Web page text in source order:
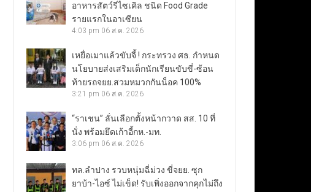
อาหารสัตว์รีไซเคิล ชนิด Food Grade
รายแรกในอาเซียน
4:03 pm 06 ส.ค. 2026
เหยื่อเมาแล้วขับจี้ ! กระทรวง ศธ. กำหนด
นโยบายส่งเสริมเด็กนักเรียนขับขี่-ซ้อน
ท้ายรถจยย.สวมหมวกกันน็อค 100%
3:21 pm 06 ส.ค. 2026
“ราเชน” ลั่นเลือกตั้งหน้ากวาด สส. 10 ที่
นั่ง พร้อมยึดเก้าอี้กห.-มท.
3:06 pm 06 ส.ค. 2026
ทล.ลำปาง รวบหนุ่มฉี่ม่วง ขี่จยย. ซุก
ยาบ้า-ไอซ์ ไม่เข็ด! รับเพิ่งออกจากคุกไม่ถึง